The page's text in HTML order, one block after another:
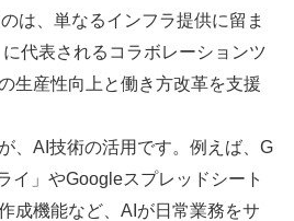
は、単なるインフラ提供に留ま
代表されるコラボレーションツ
生産性向上と働き方改革を支援
、AI技術の活用です。例えば、G
イ」やGoogleスプレッドシート
成機能など、AIが日常業務をサ